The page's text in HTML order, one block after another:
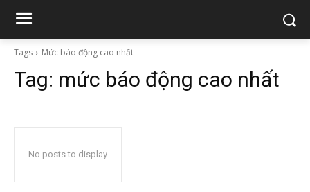
Tags Mức báo động cao nhất
Tag: mức báo động cao nhất
No posts to display